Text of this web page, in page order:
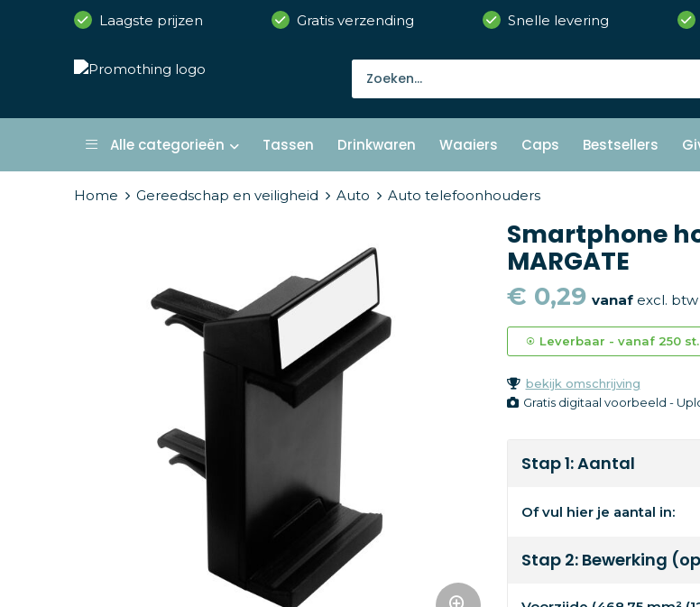
Laagste prijzen Gratis verzending Snelle levering
Alle categorieën Tassen Drinkwaren Waaiers Caps Bestsellers
Home Gereedschap en veiligheid Auto Auto telefoonhouders
Smartphone
MARGATE
€ 0,29 vanafexcl. btw
Leverbaar - vanaf 250 st.
bekijk omschrijving
Gratis digitaal voorbeeld -
Stap 1: Aantal
Of vul hier je aantal in:
Stap 2: Bewerking